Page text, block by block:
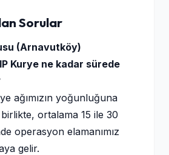
Sorular
(Arnavutköy)
Kurye ne kadar sürede
ağımızın yoğunluğuna
ortalama 15 ile 30
operasyon elamanımız
gelir.